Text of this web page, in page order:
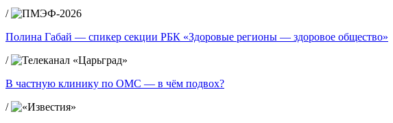
/
Полина Габай — спикер секции РБК «Здоровые регионы — здоровое общество»
/
В частную клинику по ОМС — в чём подвох?
/